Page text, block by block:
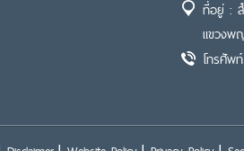
ที่อยู่ :
แขวงพ
โทรศัพ